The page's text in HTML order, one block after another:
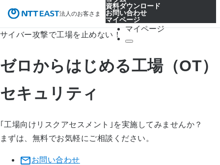
法人のお客さま
資料ダウンロード
お問い合わせ
マイページ
マイページ
サイバー攻撃で工場を止めない！
ゼロからはじめる工場（OT）
セキュリティ
｢工場向けリスクアセスメント｣を実施してみませんか？​
まずは、無料でお気軽にご相談ください。
お問い合わせ